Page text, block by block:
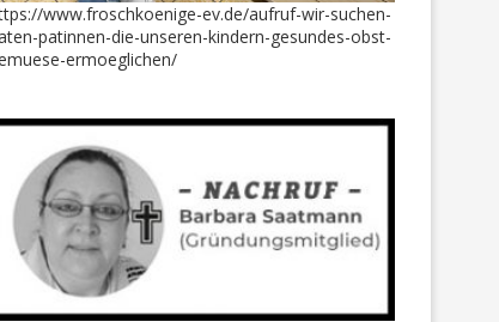
half auch beim Einkauf
26. November 2022
Danke an die Obst- u.
www.froschkoenige-ev.de/aufruf-wir-suchen-
patinnen-die-unseren-kindern-gesundes-obst-
ermoeglichen/